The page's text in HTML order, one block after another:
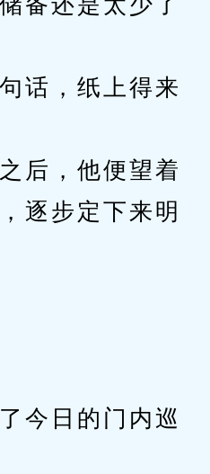
，纸上得来
，他便望着
逐步定下来明
日的门内巡